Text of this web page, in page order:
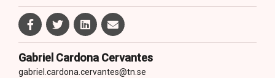
Gabriel Cardona Cervantes
gabriel.cardona.cervantes@tn.se